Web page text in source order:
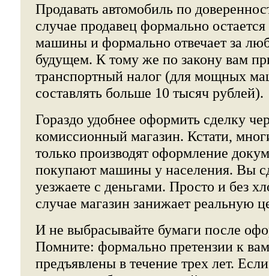
Продавать автомобиль по
случае продавец формально
машины и формально отвечает за
будущем. К тому же по закону вам
транспортный налог (для мощных
составлять больше 10 тысяч рублей).
Гораздо удобнее оформить сделку
комиссионный магазин. Кстати,
только производят оформление
покупают машины у населения. Вы
уезжаете с деньгами. Просто и без
случае магазин занижает реальную
И не выбрасывайте бумаги после
Помните: формально претензии к
предъявлены в течение трех лет.